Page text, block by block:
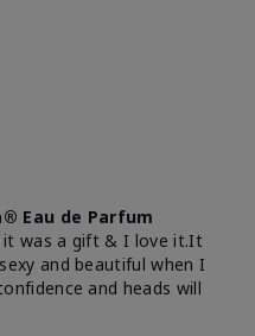
Eau de Parfum
it was a gift & I love it.It
and beautiful when I
and heads will